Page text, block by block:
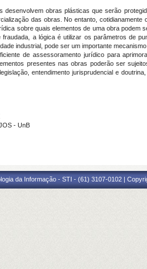
obras plásticas que serão
das obras. No entanto,
sobre quais elementos de uma obra
a lógica é utilizar os parâmetros de
industrial, pode ser um importante
de assessoramento jurídico para
presentes nas obras poderão ser
entendimento jurisprudencial e
- UnB
da Informação - STI - (61) 3107-0102 |